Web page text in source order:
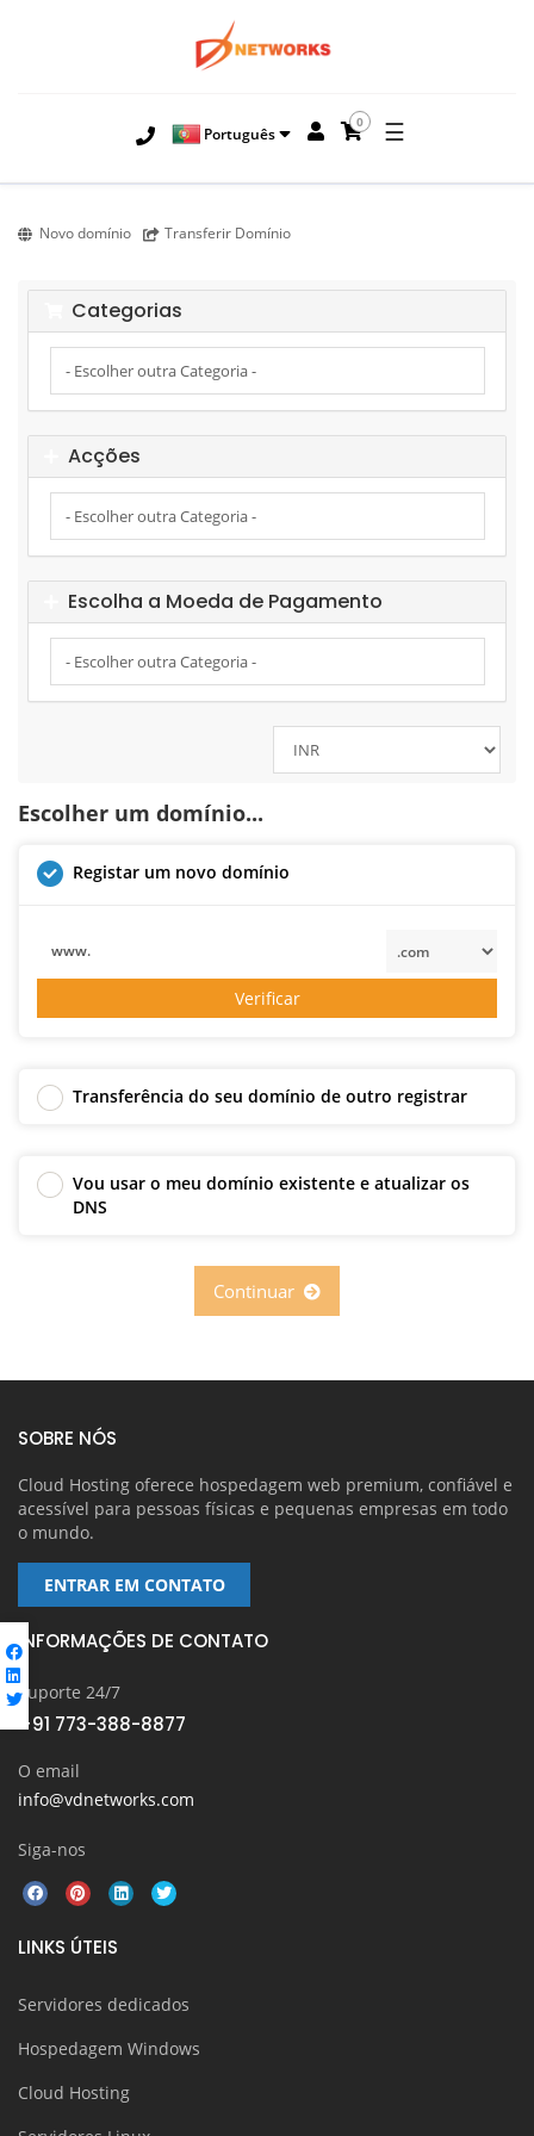
Português
0 ☰
Novo domínio Transferir Domínio
Categorias
Acções
Escolha a Moeda de Pagamento
Escolher um domínio...
Registar um novo domínio
www.
Verificar
Transferência do seu domínio de outro registrar
Vou usar o meu domínio existente e atualizar os
DNS
SOBRE NÓS
Cloud Hosting oferece hospedagem web premium, confiável e
acessível para pessoas físicas e pequenas empresas em todo
o mundo.
ENTRAR EM CONTATO
INFORMAÇÕES DE CONTATO
Suporte 24/7
+91 773-388-8877
O email
info@vdnetworks.com
Siga-nos
LINKS ÚTEIS
Servidores dedicados
Hospedagem Windows
Cloud Hosting